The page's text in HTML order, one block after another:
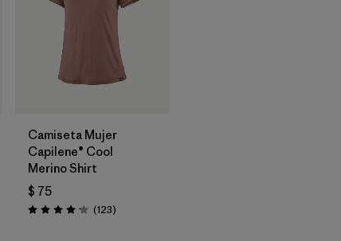
Camiseta Mujer
Capilene® Cool
Merino Shirt
$ 75
Valoración: 4.2 / 5
(123Comentarios
)